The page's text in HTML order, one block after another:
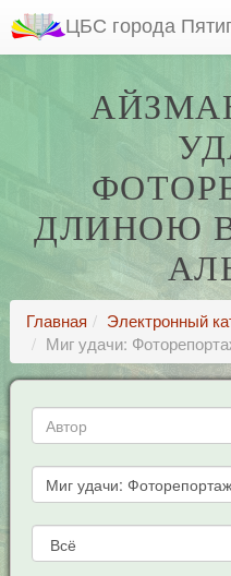
ЦБС города
ДЛИНОЮ
Главная
Электронный
Миг удачи: